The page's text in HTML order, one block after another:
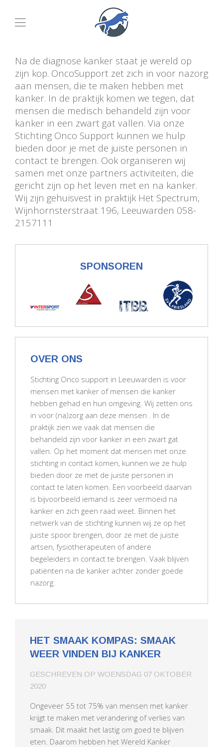
Na de diagnose kanker staat je wereld op
zijn kop. OncoSupport zet zich in voor nazorg
aan mensen, die te maken hebben met
kanker. In de praktijk komen we tegen, dat
mensen die medisch behandeld zijn voor
kanker in een zwart gat vallen. Via onze
Stichting Onco Support kunnen we hulp
bieden door je met de juiste personen in
contact te brengen. Ook organiseren wij
samen met onze partners activiteiten, die
gericht zijn op het leven met en na kanker.
Wij zijn gehuisvest in praktijk Het Spectrum,
Wijnhornsterstraat 196, Leeuwarden 058-
2157111
SPONSOREN
OVER ONS
Stichting Onco support in Leeuwarden is voor
mensen met kanker of mensen die kanker
hebben gehad en hun omgeving. Wij zetten ons
in voor (na)zorg aan deze mensen . In de
praktijk zien we vaak dat mensen die
behandeld zijn voor kanker in een zwart gat
vallen. Op het moment dat mensen met onze
stichting in contact komen, kunnen we ze hulp
bieden door ze met de juiste personen in
contact te laten komen. Een voorbeeld daarvan
is bijvoorbeeld iemand is zeer vermoeid na
kanker en zich geen raad weet. Binnen het
netwerk van de stichting kunnen wij ze op het
juiste spoor brengen, door ze met de juiste
artsen, fysiotherapeuten of andere
begeleiders in contact te brengen. Vaak blijven
patiënten na de kanker achter zonder goede
nazorg.
HET SMAAK KOMPAS: SMAAK
WEER VINDEN BIJ KANKER
GESCHREVEN OP WOENSDAG 07 OKTOBER
2020
Ongeveer 55 tot 75% van mensen met kanker
krijgt te maken met verandering of verlies van
smaak. Dit maakt het lastig om goed te blijven
eten. Daarom hebben het Wereld Kanker